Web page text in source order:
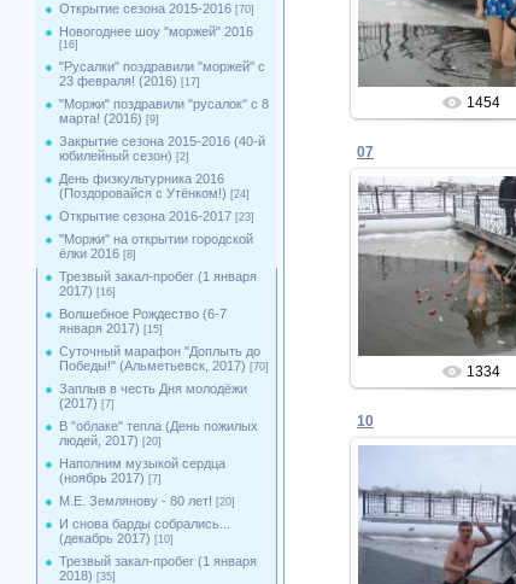
Открытие сезона 2015-2016 [70]
Новогоднее шоу "моржей" 2016
[16]
"Русалки" поздравили "моржей" с
23 февраля! (2016) [17]
"Моржи" поздравили "русалок" с 8
марта! (2016) [9]
Закрытие сезона 2015-2016 (40-й
юбилейный сезон) [2]
День физкультурника 2016
(Поздоровайся с Утёнком!) [24]
Открытие сезона 2016-2017 [23]
''Моржи'' на открытии городской
ёлки 2016 [8]
Трезвый закал-пробег (1 января
2017) [16]
Волшебное Рождество (6-7
января 2017) [15]
Суточный марафон "Доплыть до
Победы!" (Альметьевск, 2017) [70]
Заплыв в честь Дня молодёжи
(2017) [7]
В "облаке" тепла (День пожилых
людей, 2017) [20]
Наполним музыкой сердца
(ноябрь 2017) [7]
М.Е. Землянову - 80 лет! [20]
И снова барды собрались...
(декабрь 2017) [10]
Трезвый закал-пробег (1 января
2018) [35]
Admin
1454
07
04.12.2013
Admin
1334
10
04.12.2013
Admin